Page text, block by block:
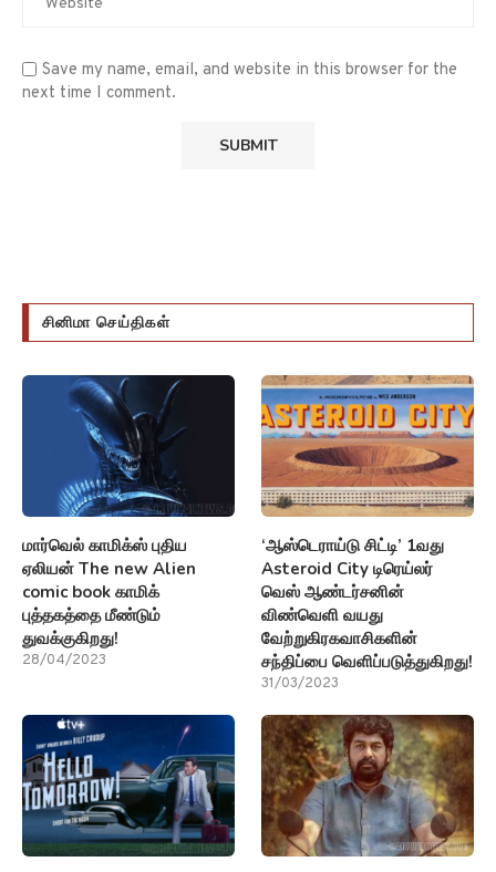
Save my name, email, and website in this browser for the
next time I comment.
சினிமா செய்திகள்
மார்வெல் காமிக்ஸ் புதிய
ஏலியன் The new Alien
comic book காமிக்
புத்தகத்தை மீண்டும்
துவக்குகிறது!
28/04/2023
‘ஆஸ்டெராய்டு சிட்டி’ 1வது
Asteroid City டிரெய்லர்
வெஸ் ஆண்டர்சனின்
விண்வெளி வயது
வேற்றுகிரகவாசிகளின்
சந்திப்பை வெளிப்படுத்துகிறது!
31/03/2023